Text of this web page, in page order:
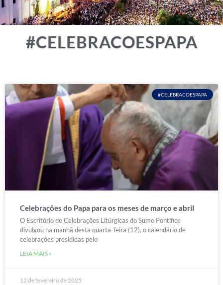
#CELEBRACOESPAPA
#CELEBRACOESPAPA
Celebrações do Papa para os meses de março e abril
O Escritório de Celebrações Litúrgicas do Sumo Pontífice
divulgou na manhã desta quarta-feira (12), o calendário de
celebrações presididas pelo
LEIA MAIS »
12 de fevereiro de 2025